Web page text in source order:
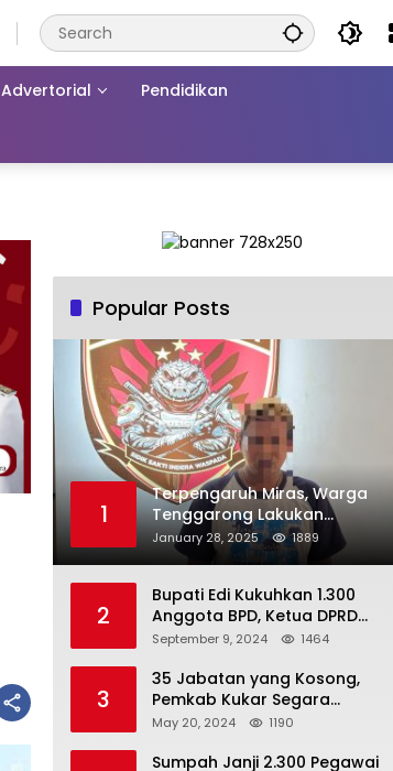
Advertorial Pendidikan
Popular Posts
1
Terpengaruh Miras, Warga
Tenggarong Lakukan
Penganiayaan Kepada
Teman Sendiri
January 28, 2025 1889
2
Bupati Edi Kukuhkan 1.300
Anggota BPD, Ketua DPRD
Kukar : Lakukan Tupoksi
Pembangunan Secara Merata
September 9, 2024 1464
3
35 Jabatan yang Kosong,
Pemkab Kukar Segara
Mencari Pejabat yang
May 20, 2024 1190
Sumpah Janji 2.300 Pegawai